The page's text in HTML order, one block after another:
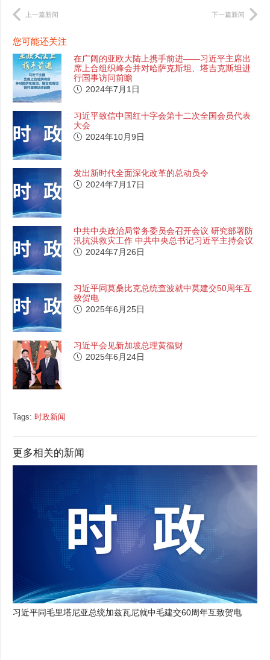
上一篇新闻 下一篇新闻
您可能还关注
在广阔的亚欧大陆上携手前进——习近平主席出
席上合组织峰会并对哈萨克斯坦、塔吉克斯坦进
行国事访问前瞻
2024年7月1日
习近平致信中国红十字会第十二次全国会员代表
大会
2024年10月9日
发出新时代全面深化改革的总动员令
2024年7月17日
中共中央政治局常务委员会召开会议 研究部署防
汛抗洪救灾工作 中共中央总书记习近平主持会议
2024年7月26日
习近平同莫桑比克总统查波就中莫建交50周年互
致贺电
2025年6月25日
习近平会见新加坡总理黄循财
2025年6月24日
Tags: 时政新闻
更多相关的新闻
习近平同毛里塔尼亚总统加兹瓦尼就中毛建交60周年互致贺电